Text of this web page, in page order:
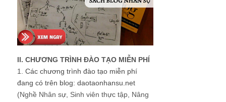
II. CHƯƠNG TRÌNH ĐÀO TẠO MIỄN PHÍ
1. Các chương trình đào tạo miễn phí
đang có trên blog: daotaonhansu.net
(Nghề Nhân sự, Sinh viên thực tập, Nâng